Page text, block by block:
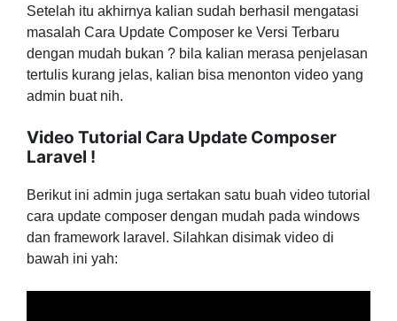
Setelah itu akhirnya kalian sudah berhasil mengatasi
masalah Cara Update Composer ke Versi Terbaru
dengan mudah bukan ? bila kalian merasa penjelasan
tertulis kurang jelas, kalian bisa menonton video yang
admin buat nih.
Video Tutorial Cara Update Composer
Laravel !
Berikut ini admin juga sertakan satu buah video tutorial
cara update composer dengan mudah pada windows
dan framework laravel. Silahkan disimak video di
bawah ini yah: